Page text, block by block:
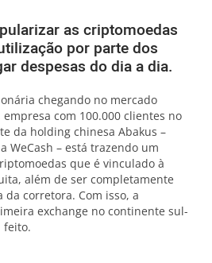
as criptomoedas
por parte dos
despesas do dia a dia.
chegando no mercado
empresa com 100.000 clientes no
da holding chinesa Abakus –
WeCash – está trazendo um
que é vinculado à
além de ser completamente
corretora. Com isso, a
exchange no continente sul-
feito.